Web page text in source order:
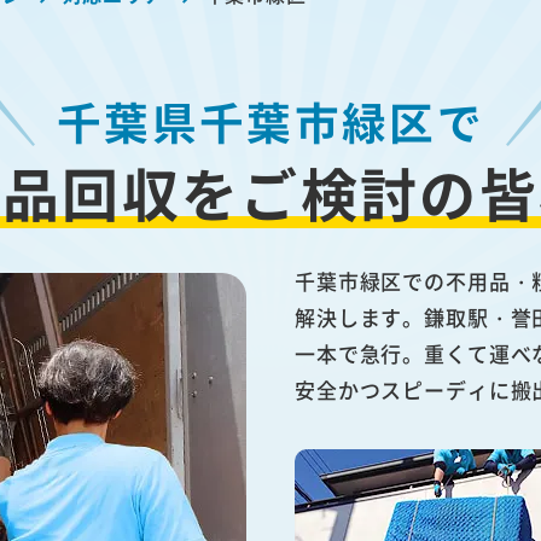
千葉県千葉市緑区で
回収をご検討の
千葉市緑区での不用品
解決します。鎌取駅・
一本で急行。重くて運
安全かつスピーディに